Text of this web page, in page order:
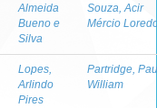
Almeida
Bueno e
Silva
Souza, Acir
Mércio
Lopes,
Arlindo
Pires
Partridge,
William